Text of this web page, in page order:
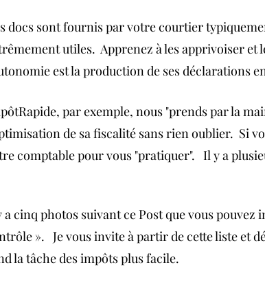
docs sont fournis par votre courtier
utiles.  Apprenez à les apprivoiser
est la production de ses déclarations
par exemple, nous "prends par la
de sa fiscalité sans rien oublier.  Si
comptable pour vous "pratiquer".   Il y a
a cinq photos suivant ce Post que vous
».   Je vous invite à partir de cette liste et
la tâche des impôts plus facile.